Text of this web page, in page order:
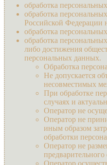
обработка
обработка
Российской Федерации
обработка
обработка
либо достижения
персональных данных.
Обработка
Не допускается
несовместимых
При обработке
случаях и
Оператор не
Оператор не
иным образом
обработки
Оператор не
предварительного
Оператор